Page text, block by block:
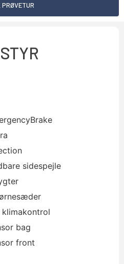
PRØVETUR
sidespejle
bag
front